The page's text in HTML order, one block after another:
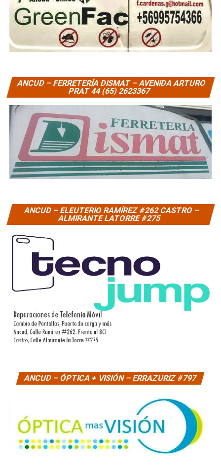
ANCUD – FERRETERÍA DISMAT – AVENIDA ARTURO
PRAT 44 (65) 2623367
ANCUD – ELEUTERIO RAMÍREZ #262 CASTRO –
ALMIRANTE LATORRE #275
ANCUD – ÓPTICA + VISIÓN – ERRAZURIZ #797